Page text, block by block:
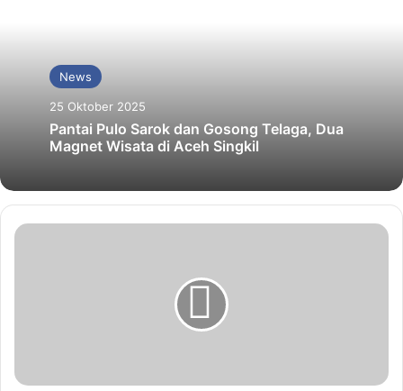
News
25 Oktober 2025
Pantai Pulo Sarok dan Gosong Telaga, Dua
Magnet Wisata di Aceh Singkil